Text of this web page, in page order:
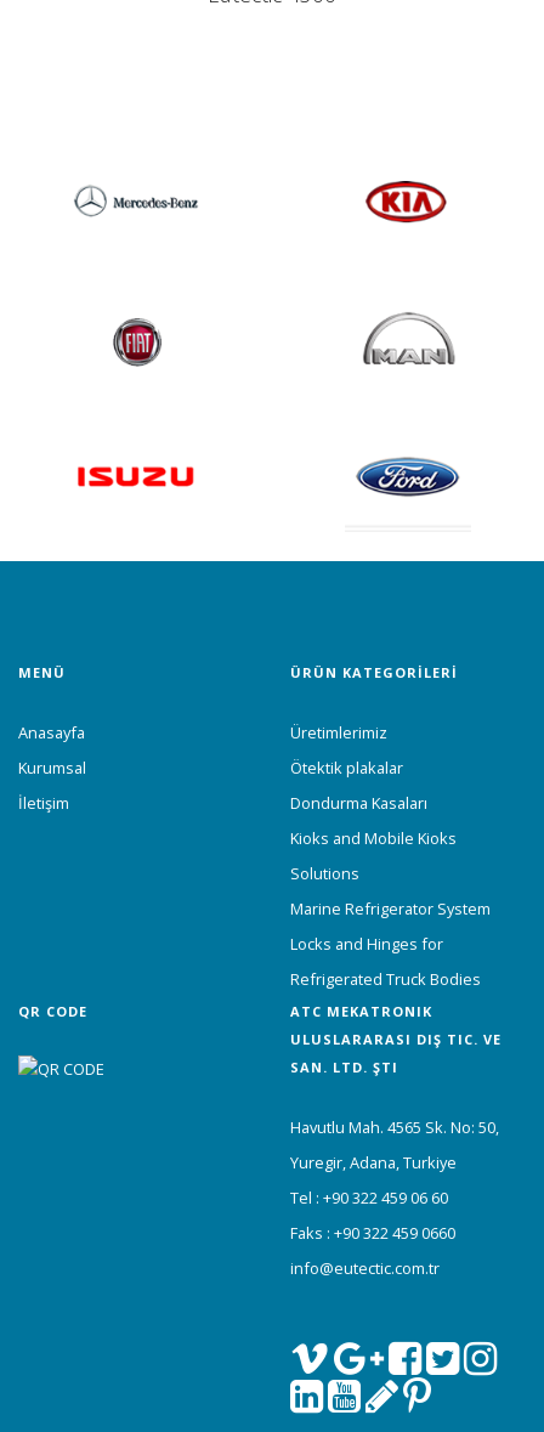
MENÜ
Anasayfa
Kurumsal
İletişim
ÜRÜN KATEGORİLERİ
Üretimlerimiz
Ötektik plakalar
Dondurma Kasaları
Kioks and Mobile Kioks
Solutions
Marine Refrigerator System
Locks and Hinges for
Refrigerated Truck Bodies
QR CODE
ATC MEKATRONIK
ULUSLARARASI DIŞ TIC. VE
SAN. LTD. ŞTI
Havutlu Mah. 4565 Sk. No: 50,
Yuregir, Adana, Turkiye
Tel : +90 322 459 06 60
Faks : +90 322 459 0660
info@eutectic.com.tr